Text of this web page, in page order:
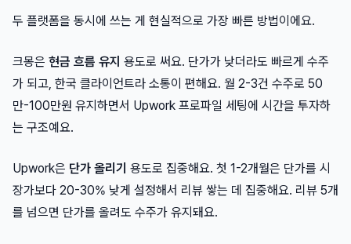
두 플랫폼을 동시에 쓰는 게 현실적으로 가장 빠른 방법이에요.
크몽은 현금 흐름 유지 용도로 써요. 단가가 낮더라도 빠르게 수주
가 되고, 한국 클라이언트라 소통이 편해요. 월 2-3건 수주로 50
만-100만원 유지하면서 Upwork 프로파일 세팅에 시간을 투자하
는 구조예요.
Upwork은 단가 올리기 용도로 집중해요. 첫 1-2개월은 단가를 시
장가보다 20-30% 낮게 설정해서 리뷰 쌓는 데 집중해요. 리뷰 5개
를 넘으면 단가를 올려도 수주가 유지돼요.